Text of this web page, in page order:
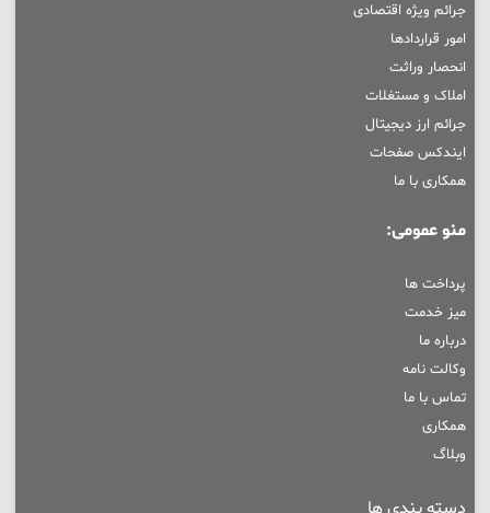
جرائم ویژه اقتصادی
امور قراردادها
انحصار وراثت
املاک و مستغلات
جرائم ارز دیجیتال
ایندکس صفحات
همکاری با ما
منو عمومی:
پرداخت ها
میز خدمت
درباره ما
وکالت نامه
تماس با ما
همکاری
وبلاگ